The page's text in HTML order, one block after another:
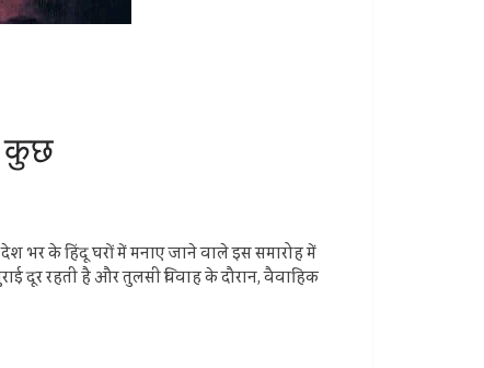
कुछ
भर के हिंदू घरों में मनाए जाने वाले इस समारोह में
दूर रहती है और तुलसी विवाह के दौरान, वैवाहिक